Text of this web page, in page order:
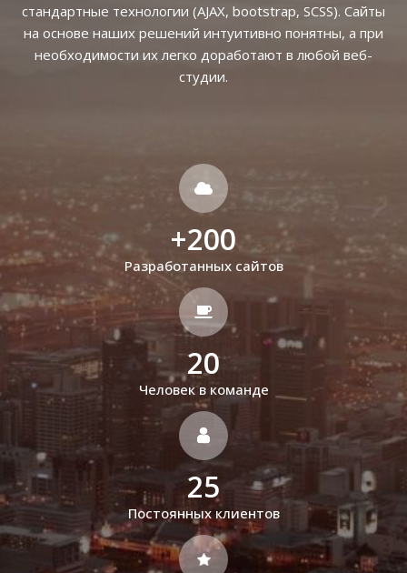
стандартные технологии (AJAX, bootstrap, SCSS). Сайты
на основе наших решений интуитивно понятны, а при
необходимости их легко доработают в любой веб-
студии.
+200
Разработанных сайтов
20
Человек в команде
25
Постоянных клиентов